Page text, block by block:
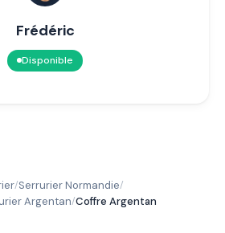
Frédéric
Disponible
/Serrurier Normandie/
Argentan/Coffre Argentan